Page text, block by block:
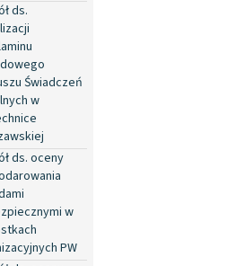
ds.
Świadczeń
w
ds. oceny
w
PW